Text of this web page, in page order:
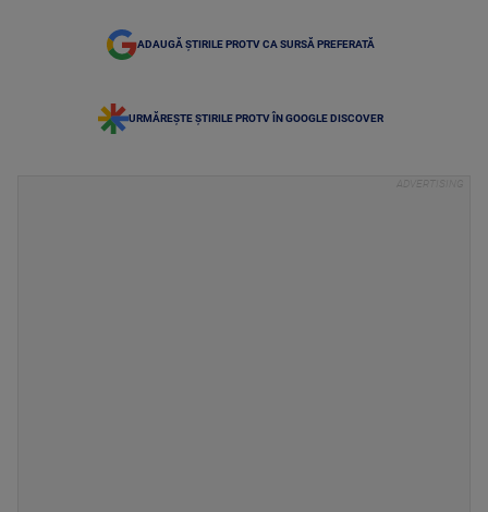
ADAUGĂ ȘTIRILE PROTV CA SURSĂ PREFERATĂ
URMĂREȘTE ȘTIRILE PROTV ÎN GOOGLE DISCOVER